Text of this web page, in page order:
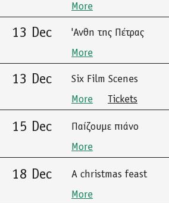
More
13 Dec
'Ανθη της Πέτρας
More
13 Dec
Six Film Scenes
More
Tickets
15 Dec
Παίζουμε πιάνο
More
18 Dec
A christmas feast
More